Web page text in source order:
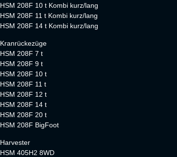
HSM 208F 10 t Kombi kurz/lang
HSM 208F 11 t Kombi kurz/lang
HSM 208F 14 t Kombi kurz/lang
Kranrückezüge
HSM 208F 7 t
HSM 208F 9 t
HSM 208F 10 t
HSM 208F 11 t
HSM 208F 12 t
HSM 208F 14 t
HSM 208F 20 t
HSM 208F BigFoot
Harvester
HSM 405H2 8WD